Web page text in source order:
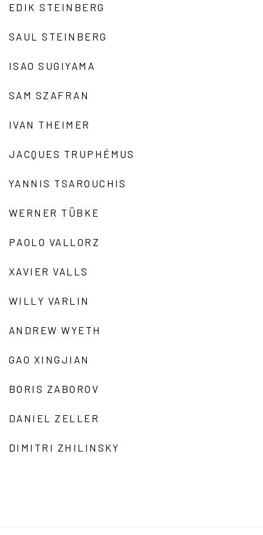
EDIK STEINBERG
SAUL STEINBERG
ISAO SUGIYAMA
SAM SZAFRAN
IVAN THEIMER
JACQUES TRUPHÉMUS
YANNIS TSAROUCHIS
WERNER TÜBKE
PAOLO VALLORZ
XAVIER VALLS
WILLY VARLIN
ANDREW WYETH
GAO XINGJIAN
BORIS ZABOROV
DANIEL ZELLER
DIMITRI ZHILINSKY